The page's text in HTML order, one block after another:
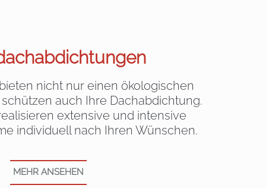
nicht nur einen ökologischen
auch Ihre Dachabdichtung.
extensive und intensive
individuell nach Ihren Wünschen.
MEHR ANSEHEN